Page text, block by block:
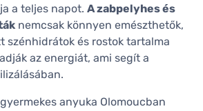
a teljes napot. A zabpelyhes és
nemcsak könnyen emészthetők,
szénhidrátok és rostok tartalma
az energiát, ami segít a
anyuka Olomoucban